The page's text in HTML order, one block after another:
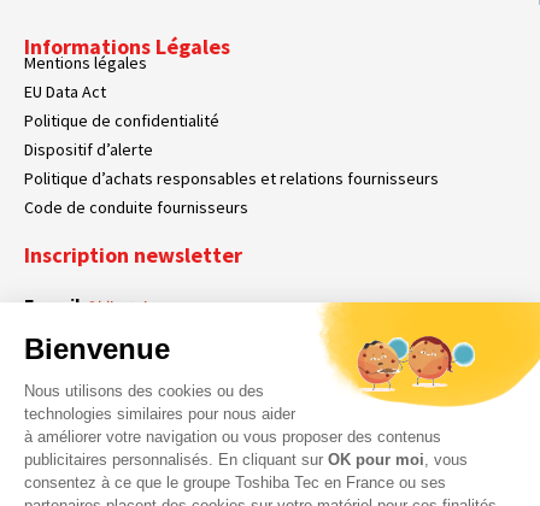
Informations Légales
Mentions légales
EU Data Act
Politique de confidentialité
Dispositif d’alerte
Politique d’achats responsables et relations fournisseurs
Code de conduite fournisseurs
Inscription newsletter
E-mailObligatoire
RGPD
Obligatoire
En cochant cette case, vous acceptez que Toshiba Tec France collecte vos
données personnelles. Pour plus d’informations sur notre politique en matière
de données personnelles,cliquez ici.Obligatoire
Bienvenue
Nous utilisons des cookies ou des
technologies similaires pour nous aider
à améliorer votre navigation ou vous proposer des contenus
publicitaires personnalisés. En cliquant sur OK pour moi , vous
consentez à ce que le groupe Toshiba Tec en France ou ses